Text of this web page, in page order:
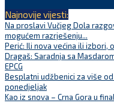
Najnovije vijesti:
Na proslavi Vučjeg Dola
mogućem razrješenju...
Perić: Ili nova većina ili izbori,
Dragaš: Saradnja sa
EPCG
Besplatni udžbenici za više
ponedjeljak
Kao iz snova – Crna Gora u